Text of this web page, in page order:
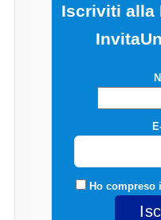
Iscriviti alla
Ho compreso i